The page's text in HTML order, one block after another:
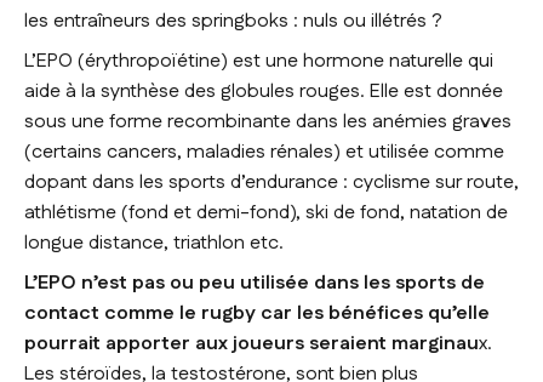
les entraîneurs des springboks : nuls ou illétrés ?
L’EPO (érythropoïétine) est une hormone naturelle qui
aide à la synthèse des globules rouges. Elle est donnée
sous une forme recombinante dans les anémies graves
(certains cancers, maladies rénales) et utilisée comme
dopant dans les sports d’endurance : cyclisme sur route,
athlétisme (fond et demi-fond), ski de fond, natation de
longue distance, triathlon etc.
L’EPO n’est pas ou peu utilisée dans les sports de
contact comme le rugby car les bénéfices qu’elle
pourrait apporter aux joueurs seraient marginaux.
Les stéroïdes, la testostérone, sont bien plus